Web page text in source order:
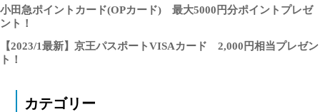
小田急ポイントカード(OPカード) 最大5000円分ポイントプレゼ
ント！
【2023/1最新】京王パスポートVISAカード 2,000円相当プレゼン
ト！
カテゴリー